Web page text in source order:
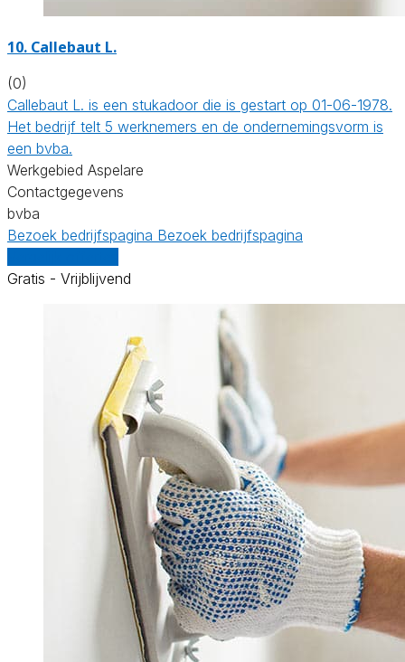
10. Callebaut L.
(0)
Callebaut L. is een stukadoor die is gestart op 01-06-1978.
Het bedrijf telt 5 werknemers en de ondernemingsvorm is
een bvba.
Werkgebied Aspelare
Contactgegevens
bvba
Bezoek bedrijfspagina Bezoek bedrijfspagina
Gratis - Vrijblijvend